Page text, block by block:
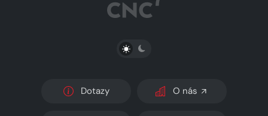
PŘEPNOUT SVĚTLÝ/TMAVÝ REŽIM
Dotazy O nás